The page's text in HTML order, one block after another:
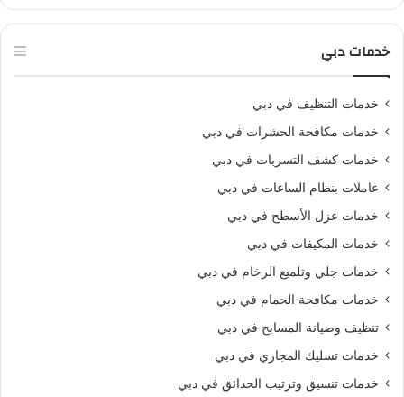
خدمات دبي
خدمات التنظيف في دبي
خدمات مكافحة الحشرات في دبي
خدمات كشف التسربات في دبي
عاملات بنظام الساعات في دبي
خدمات عزل الأسطح في دبي
خدمات المكيفات في دبي
خدمات جلي وتلميع الرخام في دبي
خدمات مكافحة الحمام في دبي
تنظيف وصيانة المسابح في دبي
خدمات تسليك المجاري في دبي
خدمات تنسيق وترتيب الحدائق في دبي